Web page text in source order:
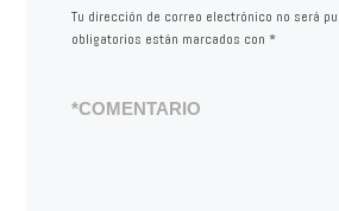
Tu dirección de correo electrónico no será
obligatorios están marcados con *
COMENTARIO
*